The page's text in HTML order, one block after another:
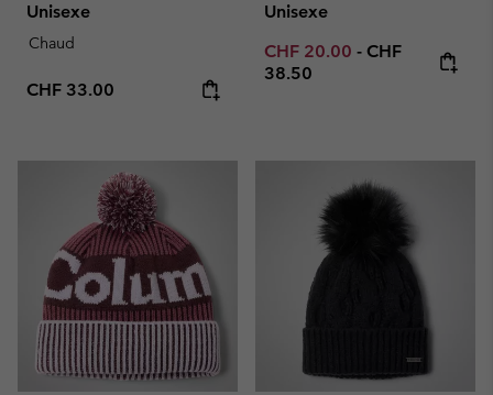
Unisexe
Chaud
Regular price:
CHF 33.00
Unisexe
Minimum sale price:
CHF 20.00 - Maximum
CHF
38.50